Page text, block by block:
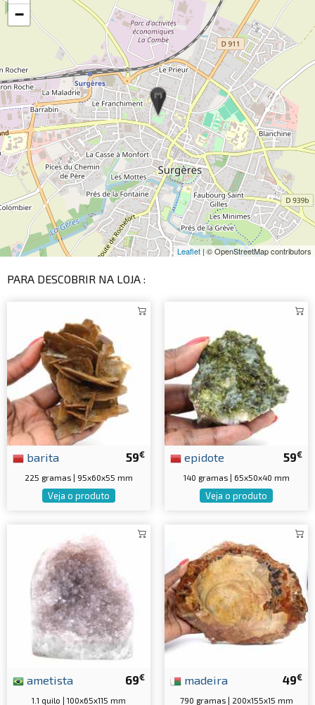
−
Leaflet | © OpenStreetMap contributors
PARA DESCOBRIR NA LOJA :
59€
barita
225 gramas | 95x60x55 mm
Veja o produto
59€
epidote
140 gramas | 65x50x40 mm
Veja o produto
69€
ametista
1.1 quilo | 100x65x115 mm
49€
madeira
790 gramas | 200x155x15 mm